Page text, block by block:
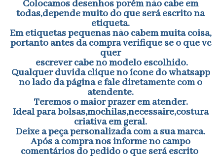
Colocamos desenhos porém não cabe em
todas,depende muito do que será escrito na
etiqueta.
Em etiquetas pequenas não cabem muita coisa,
portanto antes da compra verifique se o que vc
quer
escrever cabe no modelo escolhido.
Qualquer duvida clique no ícone do whatsapp
no lado da página e fale diretamente com o
atendente.
Teremos o maior prazer em atender.
Ideal para bolsas,mochilas,necessaire,costura
criativa em geral.
Deixe a peça personalizada com a sua marca.
Após a compra nos informe no campo
comentários do pedido o que será escrito